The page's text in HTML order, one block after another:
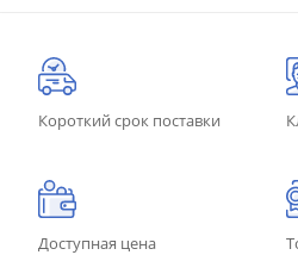
Короткий срок поставки
Доступная цена